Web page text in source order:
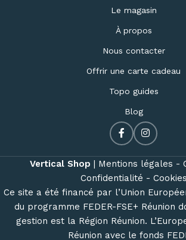
Le magasin
À propos
Nous contacter
Offrir une carte cadeau
Topo guides
Blog
Vertical Shop Mentions légales -
Confidentialité - Cookies
Ce site a été financé par l’Union
du programme FEDER-FSE+ Réunion
gestion est la Région Réunion.
Réunion avec le fonds